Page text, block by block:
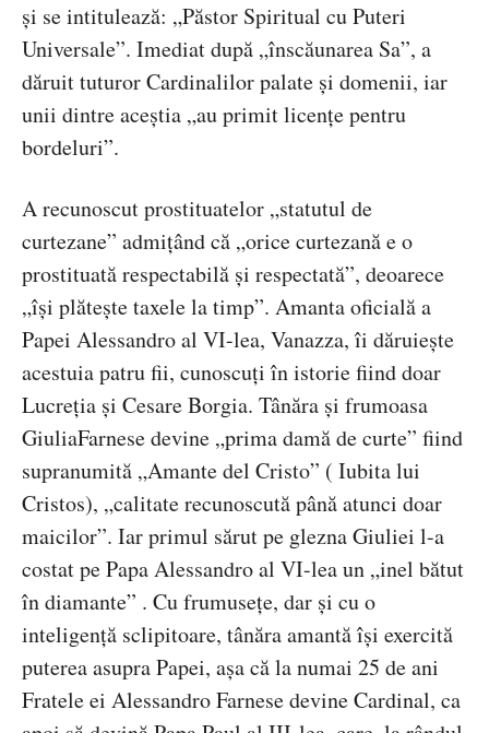
și se intitulează: „Păstor Spiritual cu Puteri
Universale”. Imediat după „înscăunarea Sa”, a
dăruit tuturor Cardinalilor palate și domenii, iar
unii dintre aceștia „au primit licențe pentru
bordeluri”.
A recunoscut prostituatelor „statutul de
curtezane” admițând că „orice curtezană e o
prostituată respectabilă și respectată”, deoarece
„își plătește taxele la timp”. Amanta oficială a
Papei Alessandro al VI-lea, Vanazza, îi dăruiește
acestuia patru fii, cunoscuți în istorie fiind doar
Lucreția și Cesare Borgia. Tânăra și frumoasa
GiuliaFarnese devine „prima damă de curte” fiind
supranumită „Amante del Cristo” ( Iubita lui
Cristos), „calitate recunoscută până atunci doar
maicilor”. Iar primul sărut pe glezna Giuliei l-a
costat pe Papa Alessandro al VI-lea un „inel bătut
în diamante” . Cu frumusețe, dar și cu o
inteligență sclipitoare, tânăra amantă își exercită
puterea asupra Papei, așa că la numai 25 de ani
Fratele ei Alessandro Farnese devine Cardinal, ca